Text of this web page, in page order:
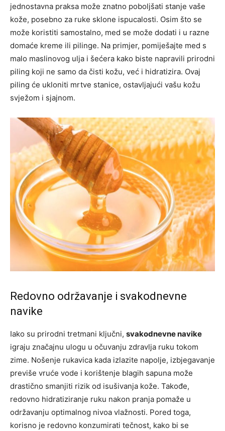
jednostavna praksa može znatno poboljšati stanje vaše
kože, posebno za ruke sklone ispucalosti. Osim što se
može koristiti samostalno, med se može dodati i u razne
domaće kreme ili pilinge. Na primjer, pomiješajte med s
malo maslinovog ulja i šećera kako biste napravili prirodni
piling koji ne samo da čisti kožu, već i hidratizira. Ovaj
piling će ukloniti mrtve stanice, ostavljajući vašu kožu
svježom i sjajnom.
Redovno održavanje i svakodnevne
navike
Iako su prirodni tretmani ključni, svakodnevne navike
igraju značajnu ulogu u očuvanju zdravlja ruku tokom
zime. Nošenje rukavica kada izlazite napolje, izbjegavanje
previše vruće vode i korištenje blagih sapuna može
drastično smanjiti rizik od isušivanja kože. Takođe,
redovno hidratiziranje ruku nakon pranja pomaže u
održavanju optimalnog nivoa vlažnosti. Pored toga,
korisno je redovno konzumirati tečnost, kako bi se